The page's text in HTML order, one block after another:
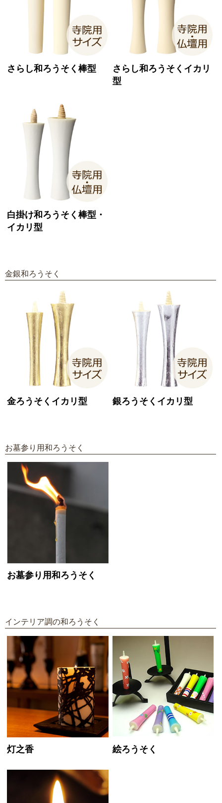
さらし和ろうそく棒型
さらし和ろうそくイカリ
型
白掛け和ろうそく棒型・
イカリ型
金銀和ろうそく
金ろうそくイカリ型 銀ろうそくイカリ型
お墓参り用和ろうそく
お墓参り用和ろうそく
インテリア調の和ろうそく
灯之香 絵ろうそく